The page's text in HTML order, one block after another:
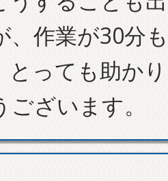
、作業が30分
とっても助か
ざいます。